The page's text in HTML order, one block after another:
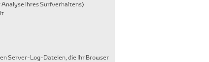
Analyse Ihres Surfverhaltens)
Server-Log-Dateien, die Ihr Browser